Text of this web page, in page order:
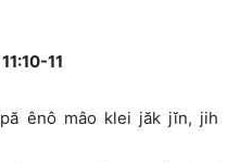
11
ênô mâo klei jăk jĭn, jih